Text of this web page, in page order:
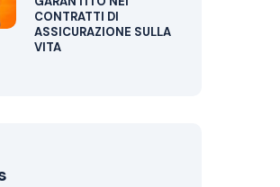
CONTRATTI DI
ASSICURAZIONE SULLA
VITA